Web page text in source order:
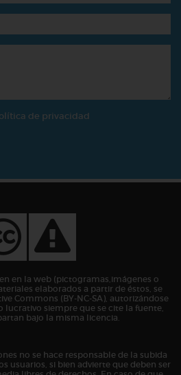
de privacidad
en la web (pictogramas,imágenes o
elaborados a partir de éstos, se
Commons (BY-NC-SA), autorizándose
lucrativo siempre que se cite la fuente,
bajo la misma licencia.
no se hace responsable de la subida
usuarios, si bien advierte que deben ser